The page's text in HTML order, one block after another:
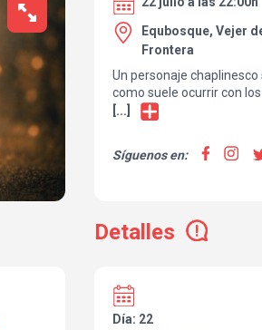
Equbosque, Vejer
Frontera
Un personaje
como suele ocurrir con
bien si se ha perdido por
Yeyo Guerrero propone
ternura y extrañeza,
torpezas, de nuestros
[...]
Síguenos en:
Detalles
Día: 22